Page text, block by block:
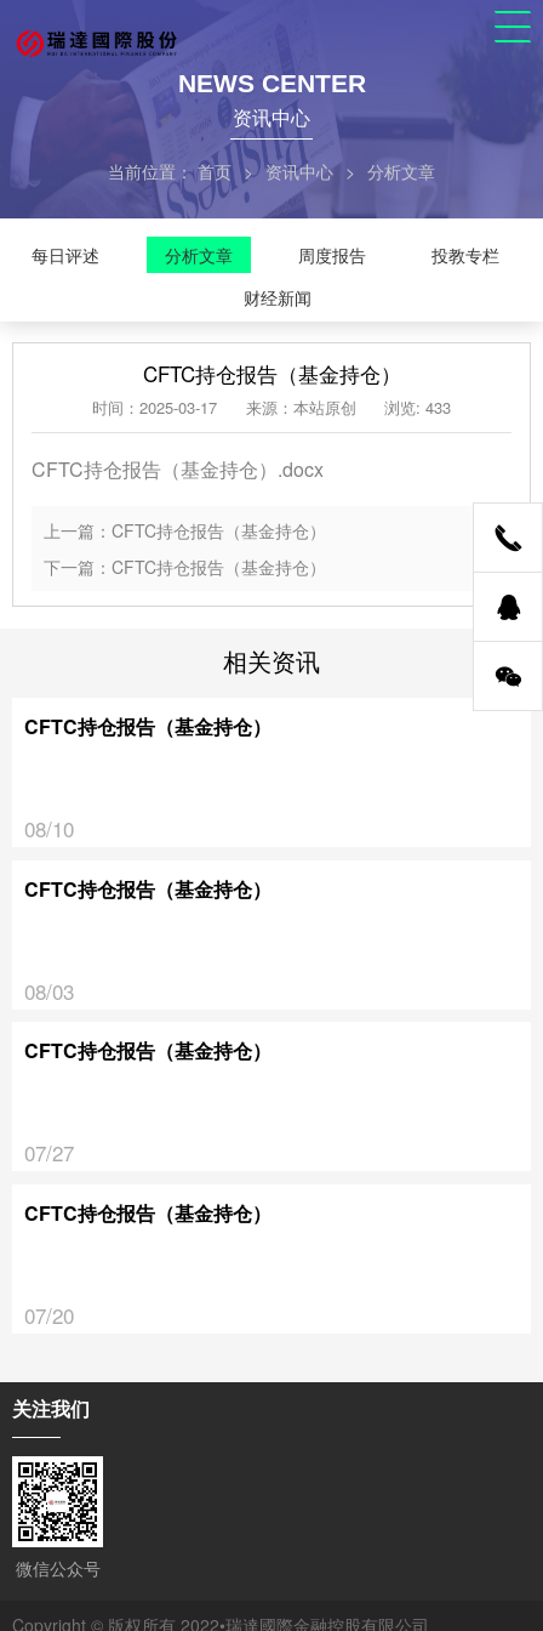
NEWS CENTER
资讯中心
当前位置：首页 > 资讯中心 > 分析文章
每日评述 分析文章 周度报告
投教专栏
财经新闻
CFTC持仓报告（基金持仓）
时间：2025-03-17 来源：本站原创 浏览: 433
CFTC持仓报告（基金持仓）.docx
上一篇：CFTC持仓报告（基金持仓）
下一篇：CFTC持仓报告（基金持仓）
相关资讯
CFTC持仓报告（基金持仓）
08/10
CFTC持仓报告（基金持仓）
08/03
CFTC持仓报告（基金持仓）
07/27
CFTC持仓报告（基金持仓）
07/20
关注我们
微信公众号
Copyright © 版权所有 2022•瑞達國際金融控股有限公司